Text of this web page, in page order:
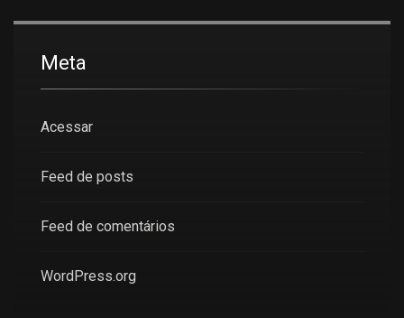
Meta
Acessar
Feed de posts
Feed de comentários
WordPress.org